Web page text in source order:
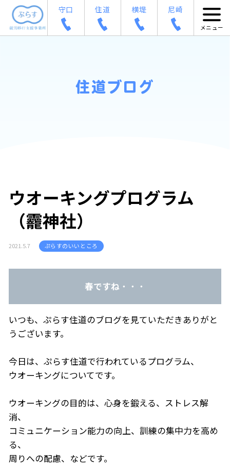
守口 住道 横堤 尼崎
住道ブログ
ウオーキングプログラム
（龗神社）
2021.5.7 ぷらすのいいところ
春ですね ・・・
いつも、ぷらす住道のブログを見ていただきありがと
うございます。
今日は、ぷらす住道で行われているプログラム、
ウオーキングについてです。
ウオーキングの目的は、心身を鍛える、ストレス解
消、
コミュニケーション能力の向上、訓練の集中力を高め
る、
周りへの配慮、などです。